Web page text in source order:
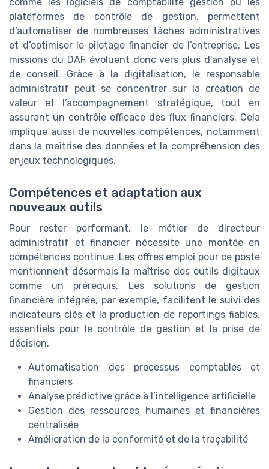
plateformes de contrôle de gestion, permettent
d’automatiser de nombreuses tâches administratives
et d’optimiser le pilotage financier de l’entreprise. Les
missions du DAF évoluent donc vers plus d’analyse et
de conseil. Grâce à la digitalisation, le responsable
administratif peut se concentrer sur la création de
valeur et l’accompagnement stratégique, tout en
assurant un contrôle efficace des flux financiers. Cela
implique aussi de nouvelles compétences, notamment
dans la maîtrise des données et la compréhension des
enjeux technologiques.
Compétences et adaptation aux
nouveaux outils
Pour rester performant, le métier de directeur
administratif et financier nécessite une montée en
compétences continue. Les offres emploi pour ce poste
mentionnent désormais la maîtrise des outils digitaux
comme un prérequis. Les solutions de gestion
financière intégrée, par exemple, facilitent le suivi des
indicateurs clés et la production de reportings fiables,
essentiels pour le contrôle de gestion et la prise de
décision.
Automatisation des processus comptables et
financiers
Analyse prédictive grâce à l’intelligence artificielle
Gestion des ressources humaines et financières
centralisée
Amélioration de la conformité et de la traçabilité